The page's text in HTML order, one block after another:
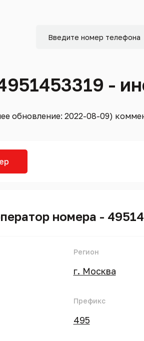
-
обновление: 2022-08-09)
номера -
Регион
г. Москва
Префикс
495